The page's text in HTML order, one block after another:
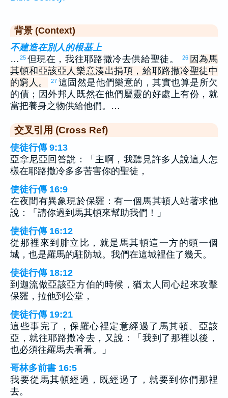
背景 (Context)
不建造在別人的根基上
… 25 但現在，我往耶路撒冷去供給聖徒。 26 因為馬
其頓和亞該亞人樂意湊出捐項，給耶路撒冷聖徒中
的窮人。
27 這固然是他們樂意的，其實也算是所欠
的債；因外邦人既然在他們屬靈的好處上有份，就
當把養身之物供給他們。…
交叉引用 (Cross Ref)
使徒行傳 9:13
亞拿尼亞回答說：「主啊，我聽見許多人說這人怎
樣在耶路撒冷多多苦害你的聖徒，
使徒行傳 16:9
在夜間有異象現於保羅：有一個馬其頓人站著求他
說：「請你過到馬其頓來幫助我們！」
使徒行傳 16:12
從那裡來到腓立比，就是馬其頓這一方的頭一個
城，也是羅馬的駐防城。我們在這城裡住了幾天。
使徒行傳 18:12
到迦流做亞該亞方伯的時候，猶太人同心起來攻擊
保羅，拉他到公堂，
使徒行傳 19:21
這些事完了，保羅心裡定意經過了馬其頓、亞該
亞，就往耶路撒冷去，又說：「我到了那裡以後，
也必須往羅馬去看看。」
哥林多前書 16:5
我要從馬其頓經過，既經過了，就要到你們那裡
去。